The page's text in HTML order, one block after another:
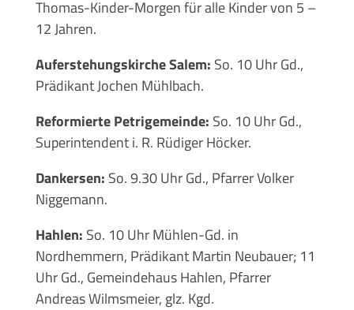
Thomas-Kinder-Morgen für alle Kinder von 5 –
12 Jahren.
Auferstehungskirche Salem: So. 10 Uhr Gd.,
Prädikant Jochen Mühlbach.
Reformierte Petrigemeinde: So. 10 Uhr Gd.,
Superintendent i. R. Rüdiger Höcker.
Dankersen: So. 9.30 Uhr Gd., Pfarrer Volker
Niggemann.
Hahlen: So. 10 Uhr Mühlen-Gd. in
Nordhemmern, Prädikant Martin Neubauer; 11
Uhr Gd., Gemeindehaus Hahlen, Pfarrer
Andreas Wilmsmeier, glz. Kgd.